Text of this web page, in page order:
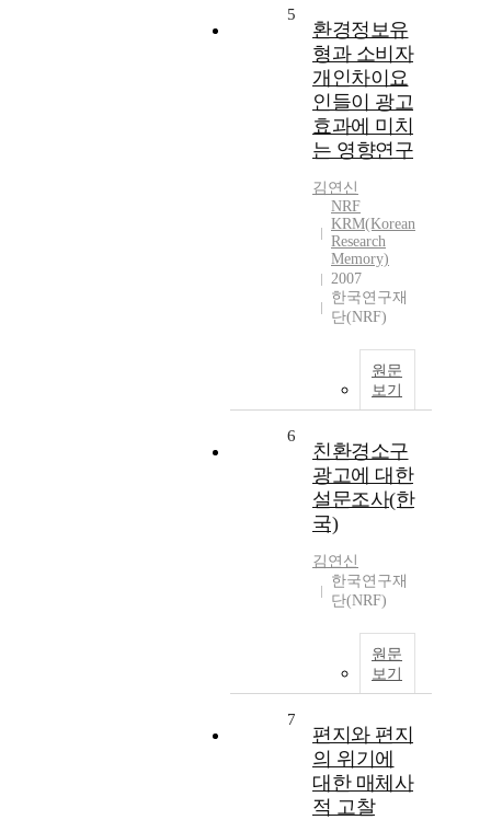
5
환경정보유
형과 소비자
개인차이요
인들이 광고
효과에 미치
는 영향연구
김연신
NRF
KRM(Korean
Research
Memory)
2007
한국연구재
단(NRF)
원문
보기
6
친환경소구
광고에 대한
설문조사(한
국)
김연신
한국연구재
단(NRF)
원문
보기
7
편지와 편지
의 위기에
대한 매체사
적 고찰